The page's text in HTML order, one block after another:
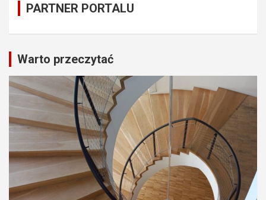
PARTNER PORTALU
Warto przeczytać